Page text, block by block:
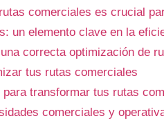
comerciales es crucial
un elemento clave en la
correcta optimización de
tus rutas comerciales
transformar tus rutas
comerciales y